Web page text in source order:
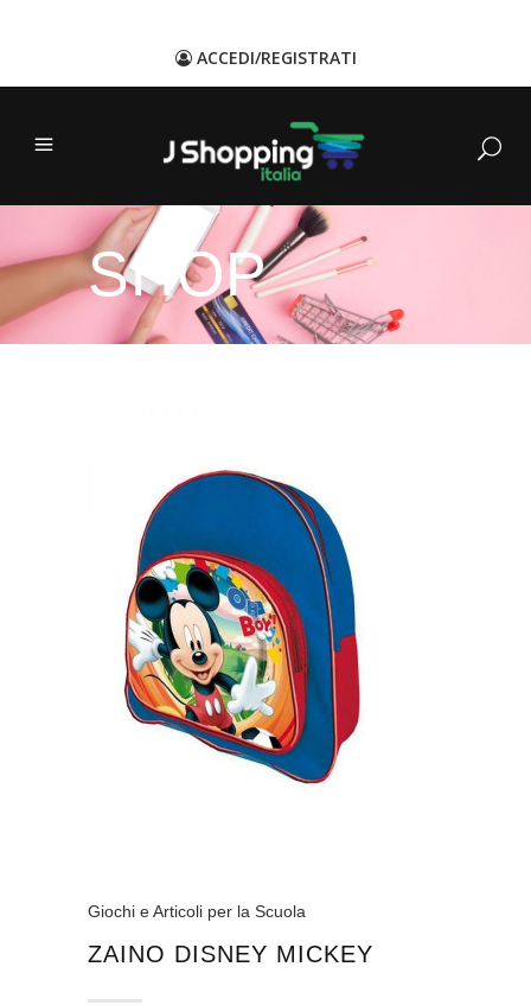
ACCEDI/REGISTRATI
SHOP
Giochi e Articoli per la Scuola
ZAINO DISNEY MICKEY